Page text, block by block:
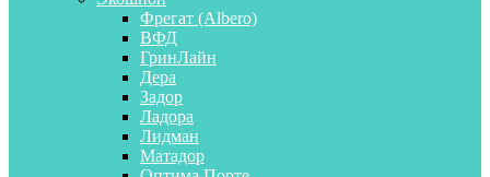
Фрегат (Albero)
ВФД
ГринЛайн
Дера
Задор
Ладора
Лидман
Матадор